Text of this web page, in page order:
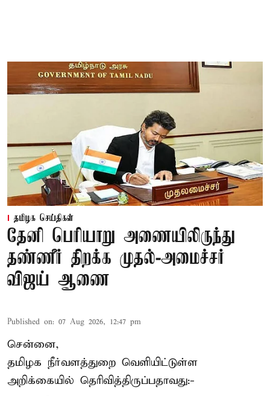
தமிழக செய்திகள்
தேனி பெரியாறு அணையிலிருந்து
தண்ணீர் திறக்க முதல்-அமைச்சர்
விஜய் ஆணை
Published on: 07 Aug 2026, 12:47 pm
சென்னை,
தமிழக நீர்வளத்துறை வெளியிட்டுள்ள
அறிக்கையில் தெரிவித்திருப்பதாவது:-